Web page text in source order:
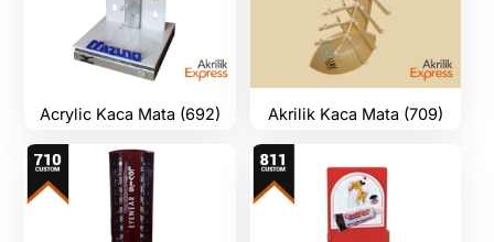
Acrylic Kaca Mata (692) Akrilik Kaca Mata (709)